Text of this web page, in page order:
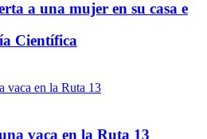
a una mujer en su casa e
Científica
vaca en la Ruta 13